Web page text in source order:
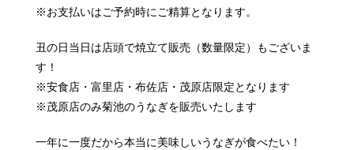
※お支払いはご予約時にご精算となります。
丑の日当日は店頭で焼立て販売（数量限定）もございま
す！
※安食店・富里店・布佐店・茂原店限定となります
※茂原店のみ菊池のうなぎを販売いたします
一年に一度だから本当に美味しいうなぎが食べたい！